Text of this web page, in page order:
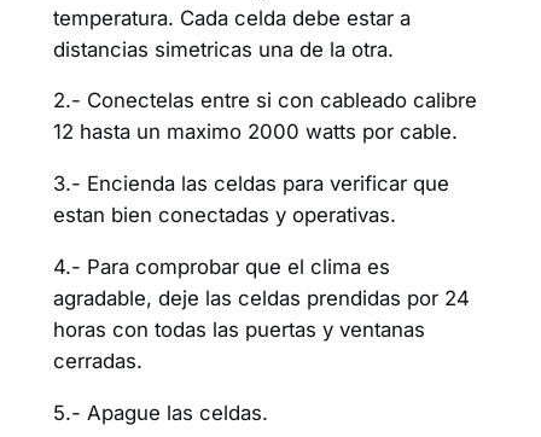
temperatura. Cada celda debe estar a
distancias simetricas una de la otra.
2.- Conectelas entre si con cableado calibre
12 hasta un maximo 2000 watts por cable.
3.- Encienda las celdas para verificar que
estan bien conectadas y operativas.
4.- Para comprobar que el clima es
agradable, deje las celdas prendidas por 24
horas con todas las puertas y ventanas
cerradas.
5.- Apague las celdas.